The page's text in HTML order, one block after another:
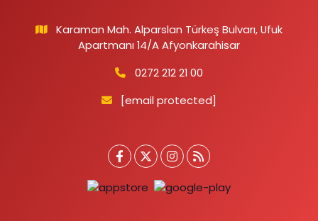
Karaman Mah. Alparslan Türkeş Bulvarı, Ufuk
Apartmanı 14/A Afyonkarahisar
0272 212 21 00
[email protected]